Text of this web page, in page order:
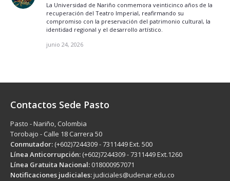
La Universidad de Nariño conmemora veinticinco años de la
recuperación del Teatro Imperial, reafirmando su
compromiso con la preservación del patrimonio cultural, la
identidad regional y el desarrollo artístico.
junio 24, 2026
Contactos Sede Pasto
Pasto - Nariño, Colombia
Torobajo - Calle 18 Carrera 50
Conmutador: (+602)7244309 - 7311449 Ext. 500
Línea Anticorrupción: (+602)7244309 - 7311449 Ext.1260
Línea Gratuita Nacional: 018000957071
Notificaciones judiciales:judiciales@udenar.edu.co